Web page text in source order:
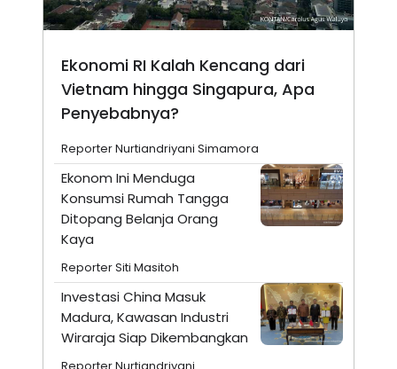
Ekonomi RI Kalah Kencang dari
Vietnam hingga Singapura, Apa
Penyebabnya?
Reporter Nurtiandriyani Simamora
Ekonom Ini Menduga
Konsumsi Rumah Tangga
Ditopang Belanja Orang
Kaya
Reporter Siti Masitoh
Investasi China Masuk
Madura, Kawasan Industri
Wiraraja Siap Dikembangkan